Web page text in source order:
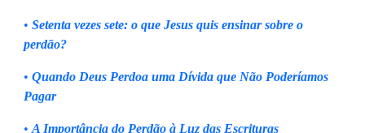
• Setenta vezes sete: o que Jesus quis ensinar sobre o
perdão?
• Quando Deus Perdoa uma Dívida que Não Poderíamos
Pagar
• A Importância do Perdão à Luz das Escrituras